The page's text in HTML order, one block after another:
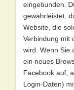
eingebunden.
gewährleistet,
Website, die
Verbindung mit
wird. Wenn Sie
ein neues
Facebook auf,
Login-Daten)